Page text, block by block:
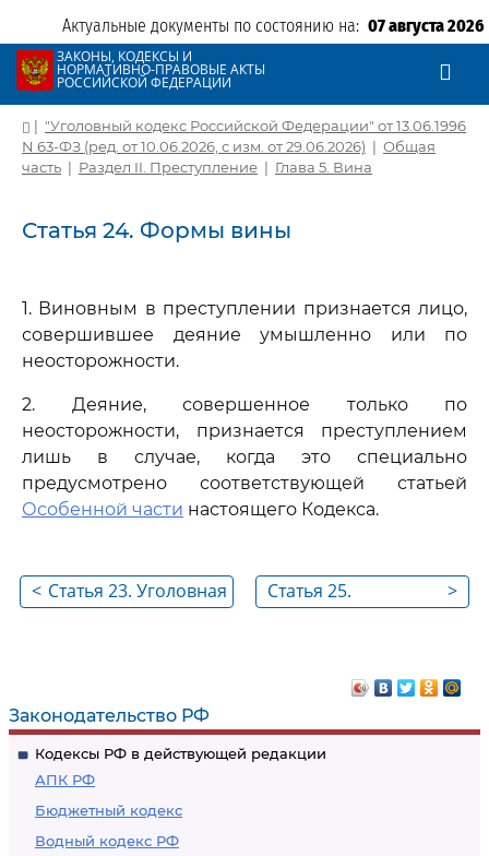
Актуальные документы по состоянию на: 07 августа 2026
ЗАКОНЫ, КОДЕКСЫ И
НОРМАТИВНО-ПРАВОВЫЕ АКТЫ
РОССИЙСКОЙ ФЕДЕРАЦИИ
Законодательство РФ
Кодексы РФ в действующей редакции
АПК РФ
Бюджетный кодекс
Водный кодекс РФ
| "Уголовный кодекс Российской Федерации" от 13.06.1996
N 63-ФЗ (ред. от 10.06.2026, с изм. от 29.06.2026) | Общая
часть | Раздел II. Преступление | Глава 5. Вина
Статья 24. Формы вины
1. Виновным в преступлении признается лицо,
совершившее деяние умышленно или по
неосторожности.
2. Деяние, совершенное только по
неосторожности, признается преступлением
лишь в случае, когда это специально
предусмотрено соответствующей статьей
Особенной части настоящего Кодекса.
< Статья 23. Уголовная
опьянения
>
Статья 25.
умышленно